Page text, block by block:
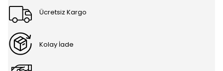
Ücretsiz Kargo
Kolay İade